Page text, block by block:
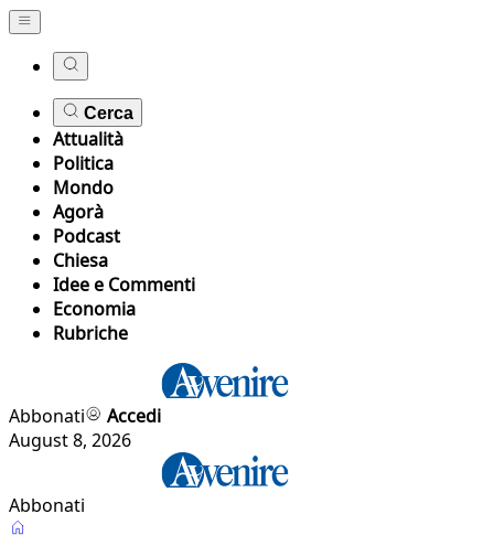
Cerca
Attualità
Politica
Mondo
Agorà
Podcast
Chiesa
Idee e Commenti
Economia
Rubriche
Abbonati
Accedi
August 8, 2026
Abbonati